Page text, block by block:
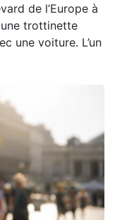
de l’Europe à
une trottinette
une voiture. L’un